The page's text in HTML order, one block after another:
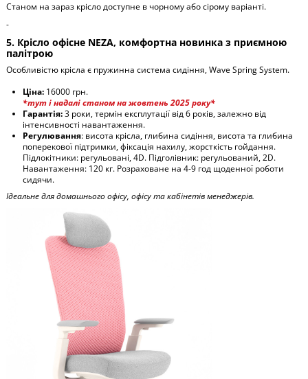
Станом на зараз крісло доступне в чорному або сірому варіанті.
-
5. Крісло офісне NEZA, комфортна новинка з приємною
палітрою
Особливістю крісла є пружинна система сидіння, Wave Spring System.
Ціна: 16000 грн.
*тут і надалі станом на жовтень 2025 року*
Гарантія:3 роки, термін експлутації від 6 років, залежно від
інтенсивності навантаження.
Регулювання: висота крісла, глибина сидіння, висота та глибина
поперекової підтримки, фіксація нахилу, жорсткість гойдання.
Підлокітники: регульовані, 4D. Підголівник: регульований, 2D.
Навантаження: 120 кг. Розраховане на 4-9 год щоденної роботи
сидячи.
Ідеальне для домашнього офісу, офісу та кабінетів менеджерів.